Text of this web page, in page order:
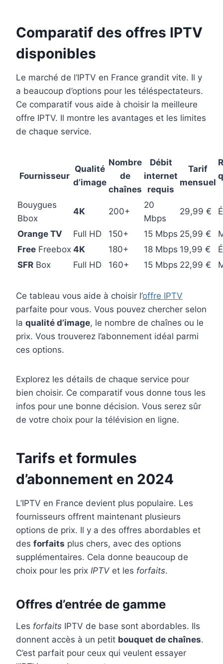
Comparatif des offres IPTV
disponibles
Le marché de l’IPTV en France grandit vite. Il y
a beaucoup d’options pour les téléspectateurs.
Ce comparatif vous aide à choisir la meilleure
offre IPTV. Il montre les avantages et les limites
de chaque service.
Fournisseur
Qualité
d’image
Nombre
de
chaînes
Débit
internet
requis
Tarif
mensuel
Bouygues
Bbox
4K 200+
20
Mbps
29,99 €
Orange TV Full HD 150+ 15 Mbps 25,99 €
Free Freebox 4K 180+ 18 Mbps 19,99 €
SFR Box Full HD 160+ 15 Mbps 22,99 €
Ce tableau vous aide à choisir l’offre IPTV
parfaite pour vous. Vous pouvez chercher selon
la qualité d’image, le nombre de chaînes ou le
prix. Vous trouverez l’abonnement idéal parmi
ces options.
Explorez les détails de chaque service pour
bien choisir. Ce comparatif vous donne tous les
infos pour une bonne décision. Vous serez sûr
de votre choix pour la télévision en ligne.
Tarifs et formules
d’abonnement en 2024
L’IPTV en France devient plus populaire. Les
fournisseurs offrent maintenant plusieurs
options de prix. Il y a des offres abordables et
des forfaits plus chers, avec des options
supplémentaires. Cela donne beaucoup de
choix pour les prix IPTV et les forfaits.
Offres d’entrée de gamme
Les forfaits IPTV de base sont abordables. Ils
donnent accès à un petit bouquet de chaînes.
C’est parfait pour ceux qui veulent essayer